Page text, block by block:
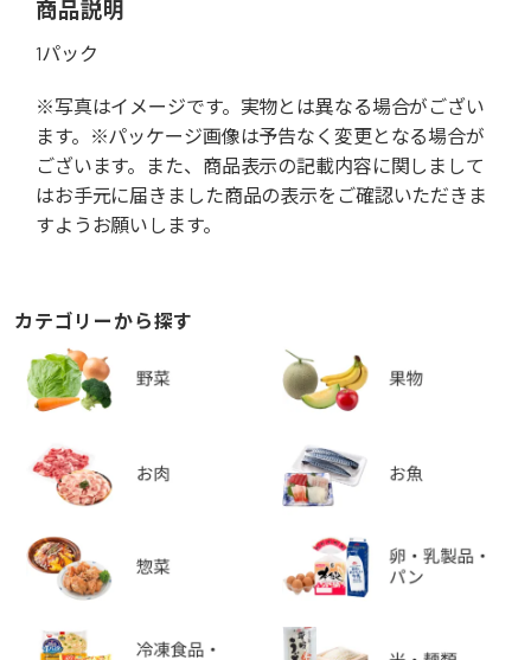
商品説明
1パック
※写真はイメージです。実物とは異なる場合がござい
ます。※パッケージ画像は予告なく変更となる場合が
ございます。また、商品表示の記載内容に関しまして
はお手元に届きました商品の表示をご確認いただきま
すようお願いします。
カテゴリーから探す